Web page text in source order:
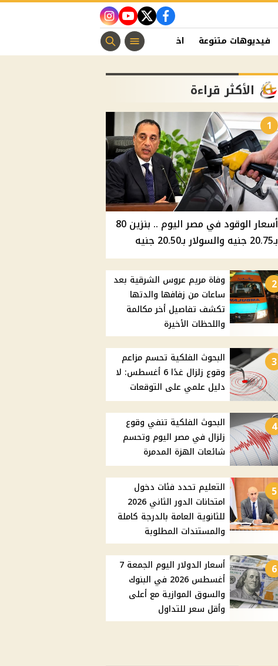
facebook
twitter
youtube
instagram
فيديوهات متنوعة اخبار الفن منوعات مسيحية
الأكثر قراءة
1
أسعار الوقود في مصر اليوم .. بنزين 80
بـ20.75 جنيه والسولار بـ20.50 جنيه
2
وفاة مريم عروس الشرقية بعد
ساعات من زفافها والدتها
تكشف تفاصيل أخر مكالمة
واللحظات الأخيرة
3
البحوث الفلكية تحسم مزاعم
وقوع زلزال غدًا 6 أغسطس: لا
دليل علمي على التوقعات
4
البحوث الفلكية تنفي وقوع
زلزال في مصر اليوم وتحسم
شائعات الهزة المدمرة
5
التعليم تحدد فئات دخول
امتحانات الدور الثاني 2026
للثانوية العامة بالدرجة كاملة
والمستندات المطلوبة
6
أسعار الدولار اليوم الجمعة 7
أغسطس 2026 في البنوك
والسوق الموازية مع أعلى
وأقل سعر للتداول